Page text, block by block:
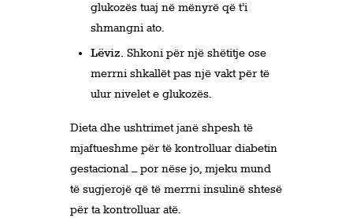
glukozës tuaj në mënyrë që t’i
shmangni ato.
Lëviz. Shkoni për një shëtitje ose
merrni shkallët pas një vakt për të
ulur nivelet e glukozës.
Dieta dhe ushtrimet janë shpesh të
mjaftueshme për të kontrolluar diabetin
gestacional – por nëse jo, mjeku mund
të sugjerojë që të merrni insulinë shtesë
për ta kontrolluar atë.